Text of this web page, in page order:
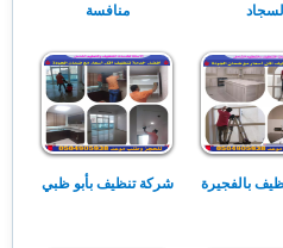
منافسة
بالفجيرة شركة تنظيف بأبو ظبي